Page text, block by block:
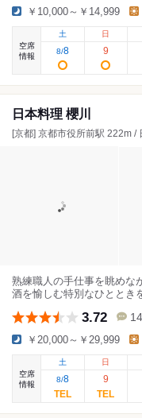
￥10,000～￥14,999
空席
情報
土
8/8
日
9
日本料理 櫻川
[京都] 京都市役所前駅 222m /
熟練職人の手仕事を眺めな
酒を愉しむ特別なひととき
3.72
￥20,000～￥29,999
空席
情報
土
8/8
日
9